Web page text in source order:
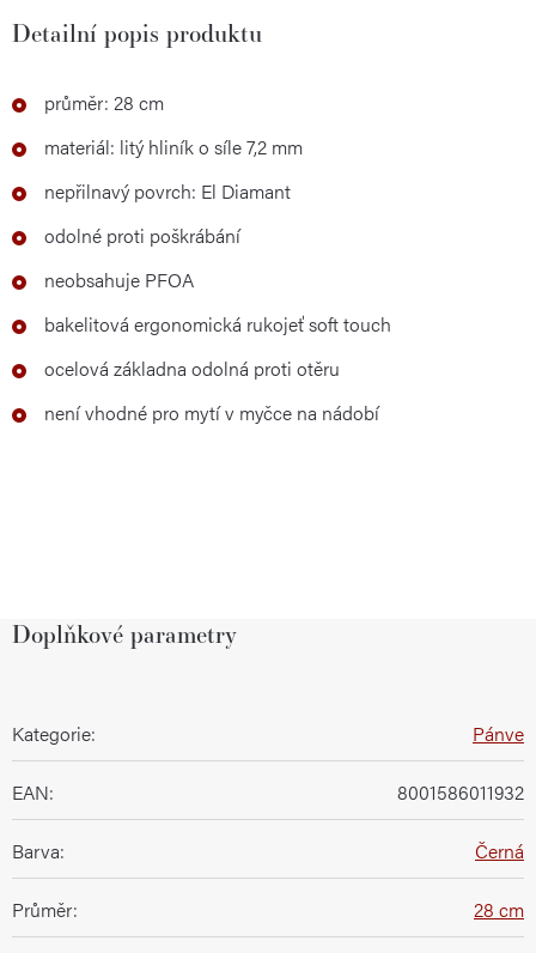
Detailní popis produktu
průměr: 28 cm
materiál: litý hliník o síle 7,2 mm
nepřilnavý povrch: El Diamant
odolné proti poškrábání
neobsahuje PFOA
bakelitová ergonomická rukojeť soft touch
ocelová základna odolná proti otěru
není vhodné pro mytí v myčce na nádobí
Doplňkové parametry
Kategorie: Pánve
EAN: 8001586011932
Barva: Černá
Průměr: 28 cm